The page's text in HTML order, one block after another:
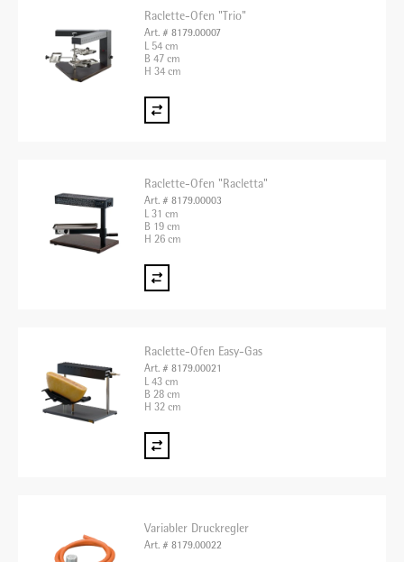
Raclette-Ofen "Trio"
Art. # 8179.00007
L 54 cm
B 47 cm
H 34 cm
Raclette-Ofen "Racletta"
Art. # 8179.00003
L 31 cm
B 19 cm
H 26 cm
Raclette-Ofen Easy-Gas
Art. # 8179.00021
L 43 cm
B 28 cm
H 32 cm
Variabler Druckregler
Art. # 8179.00022